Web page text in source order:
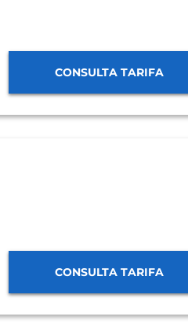
CONSULTA TARIFA
CONSULTA TARIFA